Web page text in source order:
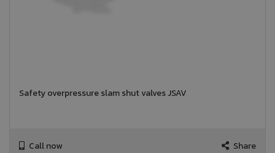
Safety overpressure slam shut valves JSAV
Call now Share